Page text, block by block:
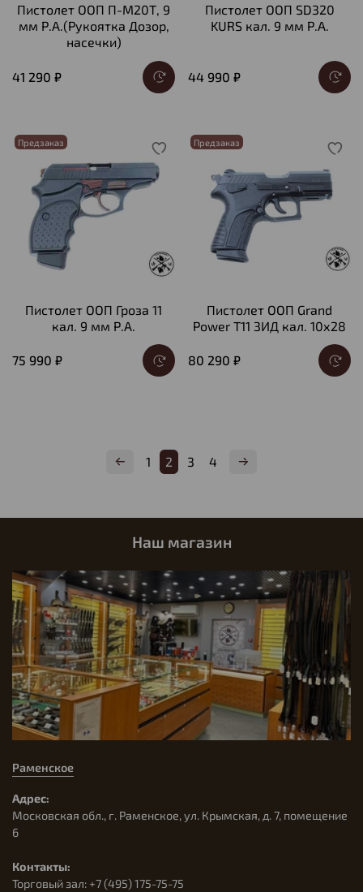
Пистолет ООП П-М20Т, 9
мм Р.А.(Рукоятка Дозор,
насечки)
41 290 ₽
Пистолет ООП SD320
KURS кал. 9 мм Р.А.
44 990 ₽
Предзаказ
Пистолет ООП Гроза 11
кал. 9 мм Р.А.
75 990 ₽
Предзаказ
Пистолет ООП Grand
Power T11 ЗИД кал. 10х28
80 290 ₽
1 2 3 4
Наш магазин
Раменское
Адрес:
Московская обл., г. Раменское, ул. Крымская, д. 7, помещение
6
Контакты:
Торговый зал: +7 (495) 175-75-75